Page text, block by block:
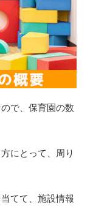
で、保育園の数
にとって、周り
てて、施設情報